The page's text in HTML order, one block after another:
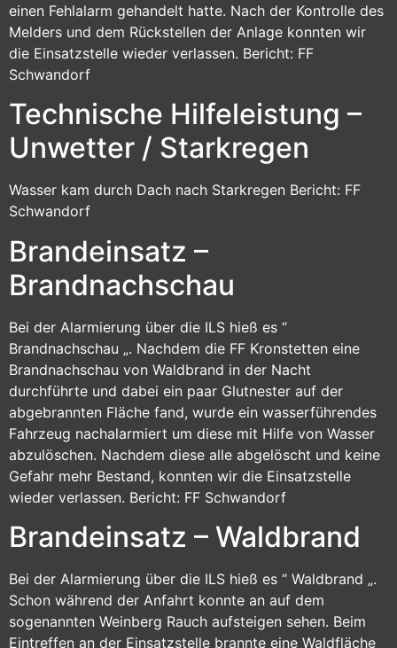
einen Fehlalarm gehandelt hatte. Nach der Kontrolle des
Melders und dem Rückstellen der Anlage konnten wir
die Einsatzstelle wieder verlassen. Bericht: FF
Schwandorf
Technische Hilfeleistung –
Unwetter / Starkregen
Wasser kam durch Dach nach Starkregen Bericht: FF
Schwandorf
Brandeinsatz –
Brandnachschau
Bei der Alarmierung über die ILS hieß es “
Brandnachschau „. Nachdem die FF Kronstetten eine
Brandnachschau von Waldbrand in der Nacht
durchführte und dabei ein paar Glutnester auf der
abgebrannten Fläche fand, wurde ein wasserführendes
Fahrzeug nachalarmiert um diese mit Hilfe von Wasser
abzulöschen. Nachdem diese alle abgelöscht und keine
Gefahr mehr Bestand, konnten wir die Einsatzstelle
wieder verlassen. Bericht: FF Schwandorf
Brandeinsatz – Waldbrand
Bei der Alarmierung über die ILS hieß es “ Waldbrand „.
Schon während der Anfahrt konnte an auf dem
sogenannten Weinberg Rauch aufsteigen sehen. Beim
Eintreffen an der Einsatzstelle brannte eine Waldfläche